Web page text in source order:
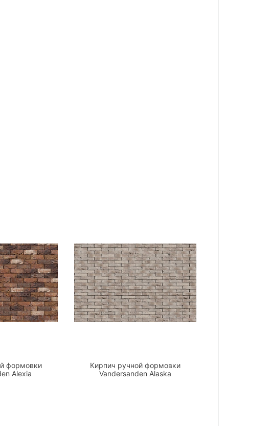
формовки
Alexia
Кирпич ручной формовки
Vandersanden Alaska